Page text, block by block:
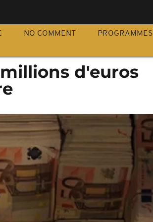
NO COMMENT PROGRAMMES
d'euros